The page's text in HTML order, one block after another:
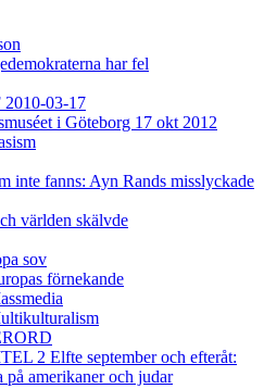
har fel
03-17
i Göteborg 17 okt 2012
inte fanns: Ayn Rands misslyckade
världen skälvde
sov
förnekande
2 Elfte september och efteråt:
på amerikaner och judar